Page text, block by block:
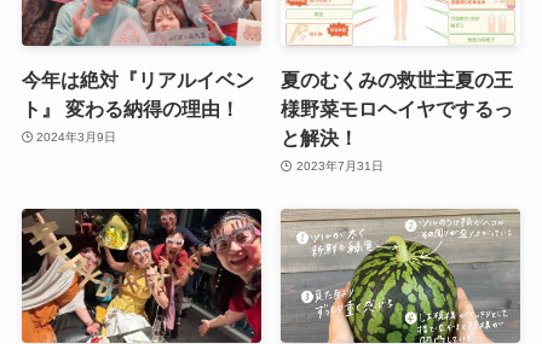
今年は絶対『リアルイベン
ト』 変わる納得の理由！
2024年3月9日
夏のむくみの救世主夏の王
様野菜モロヘイヤでするっ
と解決！
2023年7月31日